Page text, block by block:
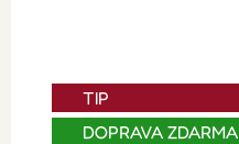
TIP
DOPRAVA ZDARMA